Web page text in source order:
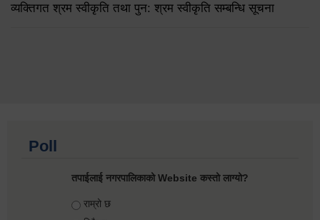
व्यक्तिगत श्रम स्वीकृति तथा पुन: श्रम स्वीकृति सम्बन्धि सूचना
Poll
तपाईलाई नगरपालिकाको Website कस्तो लाग्यो?
Choices
राम्रो छ